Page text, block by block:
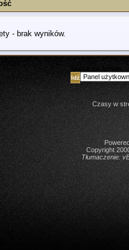
- brak wyników.
Skocz do forum
Czasy w
Copyright
Tłumaczenie: